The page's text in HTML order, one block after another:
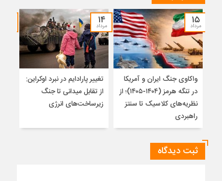
۱۵
مرداد
واکاوی جنگ ایران و آمریکا
در تنگه هرمز (۱۴۰۴-۱۴۰۵)؛ از
نظریه‌های کلاسیک تا سنتز
راهبردی
۱۴
مرداد
تغییر پارادایم در نبرد اوکراین:
از تقابل میدانی تا جنگ
زیرساخت‌های انرژی
ثبت دیدگاه